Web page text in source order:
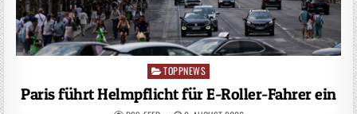
Posted
in
TOPPNEWS
Paris führt Helmpflicht für E-Roller-Fahrer ein